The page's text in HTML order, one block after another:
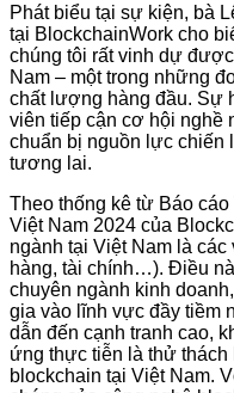
Phát biểu tại sự kiện, bà
tại BlockchainWork cho
chúng tôi rất vinh dự
Nam – một trong những
chất lượng hàng đầu. Sự
viên tiếp cận cơ hội nghề
chuẩn bị nguồn lực chiến
tương lai.
Theo thống kê từ Báo
Việt Nam 2024 của
ngành tại Việt Nam là các
hàng, tài chính…). Điều
chuyên ngành kinh
gia vào lĩnh vực đầy tiềm
dẫn đến cạnh tranh cao,
ứng thực tiễn là thử
blockchain tại Việt Nam.